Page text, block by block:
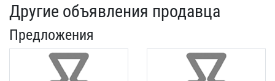
Другие объявления продавца
Предложения